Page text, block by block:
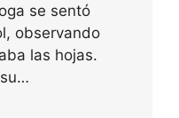
se sentó
observando
las hojas.